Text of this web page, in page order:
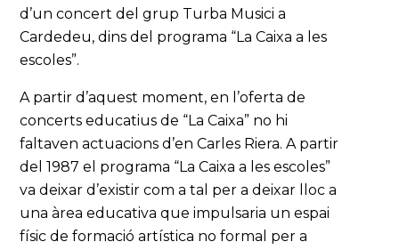
d’un concert del grup Turba Musici a
Cardedeu, dins del programa “La Caixa a les
escoles”.
A partir d’aquest moment, en l’oferta de
concerts educatius de “La Caixa” no hi
faltaven actuacions d’en Carles Riera. A partir
del 1987 el programa “La Caixa a les escoles”
va deixar d’existir com a tal per a deixar lloc a
una àrea educativa que impulsaria un espai
físic de formació artística no formal per a